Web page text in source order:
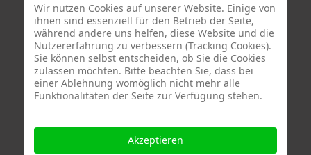
Eric Schaftlein.
aus den Niederlanden:
Dorrety Brookhuis,Natalia Dik,Elise
EekhoutundHenny Schaapman
aus Deutschland:
Salomé Herbst,Andrea Jungnitsch,
Lanzl,Heidrun MalComes,Christa Mayer-
Guntram Prochaska
Wir nutzen Cookies auf unserer Website. Einige von
ihnen sind essenziell für den Betrieb der Seite,
während andere uns helfen, diese Website und die
Nutzererfahrung zu verbessern (Tracking Cookies).
Sie können selbst entscheiden, ob Sie die Cookies
zulassen möchten. Bitte beachten Sie, dass bei
einer Ablehnung womöglich nicht mehr alle
Funktionalitäten der Seite zur Verfügung stehen.
Akzeptieren